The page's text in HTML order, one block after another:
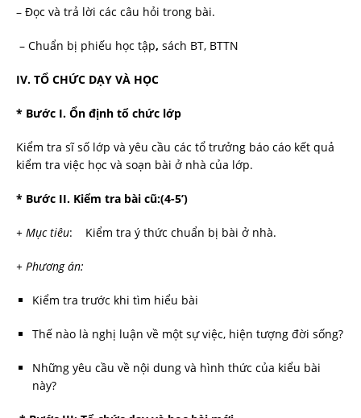
– Đọc và trả lời các câu hỏi trong bài.
– Chuẩn bị phiếu học tập, sách BT, BTTN
IV. TỔ CHỨC DẠY VÀ HỌC
* B­ước I. Ổn định tổ chức lớp
Kiểm tra sĩ số lớp và yêu cầu các tổ trư­ởng báo cáo kết quả
kiểm tra việc học và soạn bài ở nhà của lớp.
* B­ước II. Kiểm tra bài cũ:(4-5’)
+ Mục tiêu: Kiểm tra ý thức chuẩn bị bài ở nhà.
+ Ph­ương án:
Kiểm tra trước khi tìm hiểu bài
Thế nào là nghị luận về một sự việc, hiện tượng đời sống?
Những yêu cầu về nội dung và hình thức của kiểu bài
này?